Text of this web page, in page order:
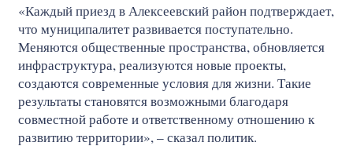
«Каждый приезд в Алексеевский район подтверждает,
что муниципалитет развивается поступательно.
Меняются общественные пространства, обновляется
инфраструктура, реализуются новые проекты,
создаются современные условия для жизни. Такие
результаты становятся возможными благодаря
совместной работе и ответственному отношению к
развитию территории», – сказал политик.